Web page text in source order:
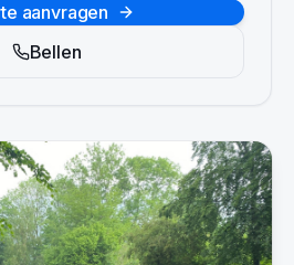
aanvragen
Bellen